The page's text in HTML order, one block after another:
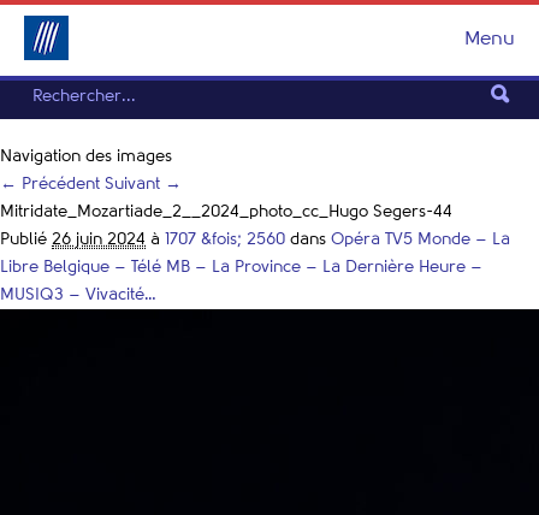
Menu
Navigation des images
← Précédent Suivant →
Mitridate_Mozartiade_2__2024_photo_cc_Hugo Segers-44
Publié 26 juin 2024 à 1707 &fois; 2560 dans Opéra TV5 Monde – La
Libre Belgique – Télé MB – La Province – La Dernière Heure –
MUSIQ3 – Vivacité…